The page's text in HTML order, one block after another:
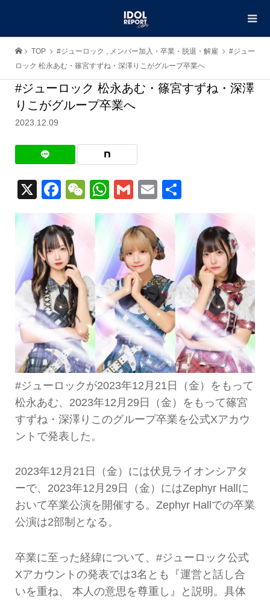
TOP #ジューロック , メンバー加入・卒業・脱退・解雇
#ジュー
ロック 松永あむ・篠宮すずね・深澤りこがグループ卒業へ
#ジューロック 松永あむ・篠宮すずね・深澤
りこがグループ卒業へ
2023.12.09
X Facebook
WeChat
WhatsApp
GmailEmail
有
#ジューロックが2023年12月21日（金）をもって
松永あむ、2023年12月29日（金）をもって篠宮
すずね・深澤りこのグループ卒業を公式Xアカウ
ントで発表した。
2023年12月21日（金）には伏見ライオンシアタ
ーで、2023年12月29日（金）にはZephyr Hallに
おいて卒業公演を開催する。Zephyr Hallでの卒業
公演は2部制となる。
卒業に至った経緯について、#ジューロック公式
Xアカウントの発表では3名とも『運営と話し合
いを重ね、 本人の意思を尊重し』と説明。具体